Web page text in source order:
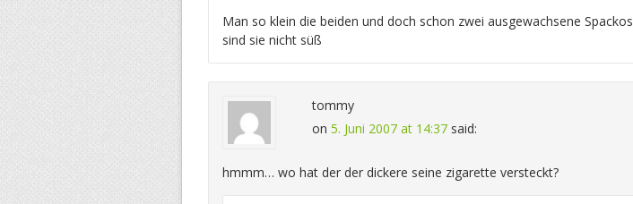
Man so klein die beiden und doch schon zwei ausgewachsene Spackos
sind sie nicht süß
tommy
on 5. Juni 2007 at 14:37 said:
hmmm… wo hat der der dickere seine zigarette versteckt?